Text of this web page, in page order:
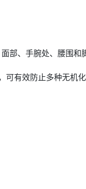
部、手腕处、腰围和
可有效防止多种无机